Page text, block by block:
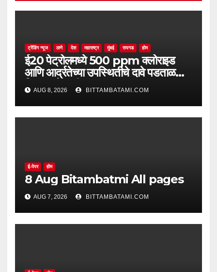
ट्रेंडिंग न्यूज ठाणे देश महाराष्ट्र मुंबई रायगड होम
ई20 पेट्रोलमध्ये 500 ppm क्लोराइड
आणि आर्द्रतेच्या उपस्थितीचे दावे पडताळणीत
सिद्ध झाले नाहीत
AUG 8, 2026 BITTAMBATAMI.COM
ई-पेपर होम
8 Aug Bitambatmi All pages
AUG 7, 2026 BITTAMBATAMI.COM